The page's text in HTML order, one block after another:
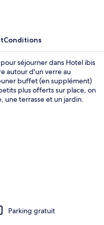
Conditions
séjourner dans Hotel ibis
autour d'un verre au
buffet (en supplément)
plus offerts sur place, on
une terrasse et un jardin.
Parking gratuit